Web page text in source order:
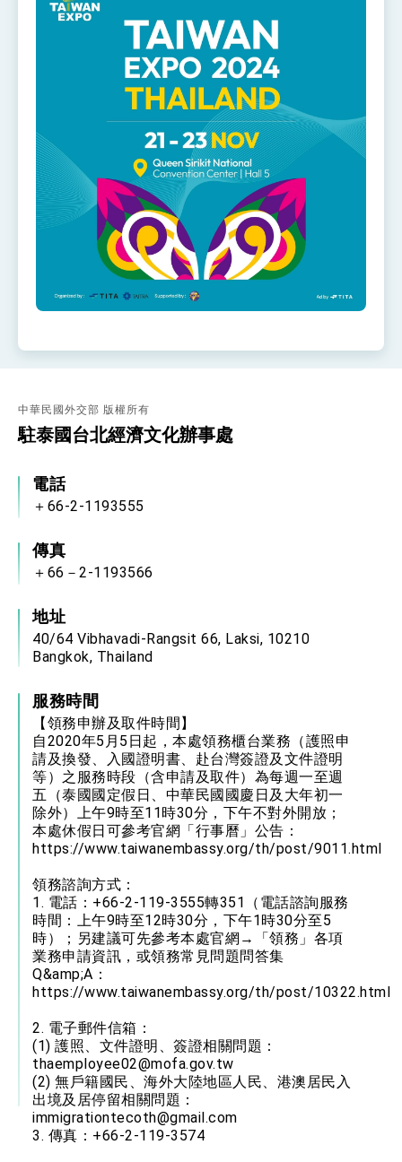
中華民國外交部 版權所有
駐泰國台北經濟文化辦事處
電話
＋66-2-1193555
傳真
＋66－2-1193566
地址
40/64 Vibhavadi-Rangsit 66, Laksi, 10210
Bangkok, Thailand
服務時間
【領務申辦及取件時間】
自2020年5月5日起，本處領務櫃台業務（護照申
請及換發、入國證明書、赴台灣簽證及文件證明
等）之服務時段（含申請及取件）為每週一至週
五（泰國國定假日、中華民國國慶日及大年初一
除外）上午9時至11時30分，下午不對外開放；
本處休假日可參考官網「行事曆」公告：
https://www.taiwanembassy.org/th/post/9011.html
領務諮詢方式：
1. 電話：+66-2-119-3555轉351（電話諮詢服務
時間：上午9時至12時30分，下午1時30分至5
時）；另建議可先參考本處官網→「領務」各項
業務申請資訊，或領務常見問題問答集
Q&amp;A：
https://www.taiwanembassy.org/th/post/10322.html
2. 電子郵件信箱：
(1) 護照、文件證明、簽證相關問題：
thaemployee02@mofa.gov.tw
(2) 無戶籍國民、海外大陸地區人民、港澳居民入
出境及居停留相關問題：
immigrationtecoth@gmail.com
3. 傳真：+66-2-119-3574